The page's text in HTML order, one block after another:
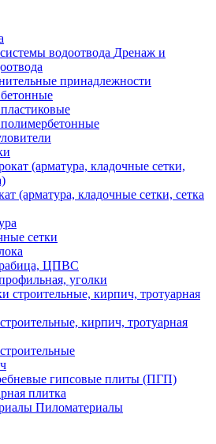
Дренаж и
принадлежности
(арматура, кладочные сетки, сетка
сетки
ЦПВС
уголки
кирпич, тротуарная
гипсовые плиты (ПГП)
плитка
Пиломатериалы